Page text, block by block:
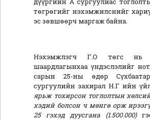
дүүргийн А сургуулиас
төгрөгийг нэхэмжилснийг
эс зөвшөөрч маргаж байна.
Нэхэмжлэгч Г.О төгс нь
шаардлагынхаа үндэслэлийг
сарын 25-ны өдөр
сургуулийн захирал Н.Г ийн
ярьж тохирсон тоглолтын
хэдий болсон ч мөнгө орж
25 гэхэд дуусгана (1.500.000)